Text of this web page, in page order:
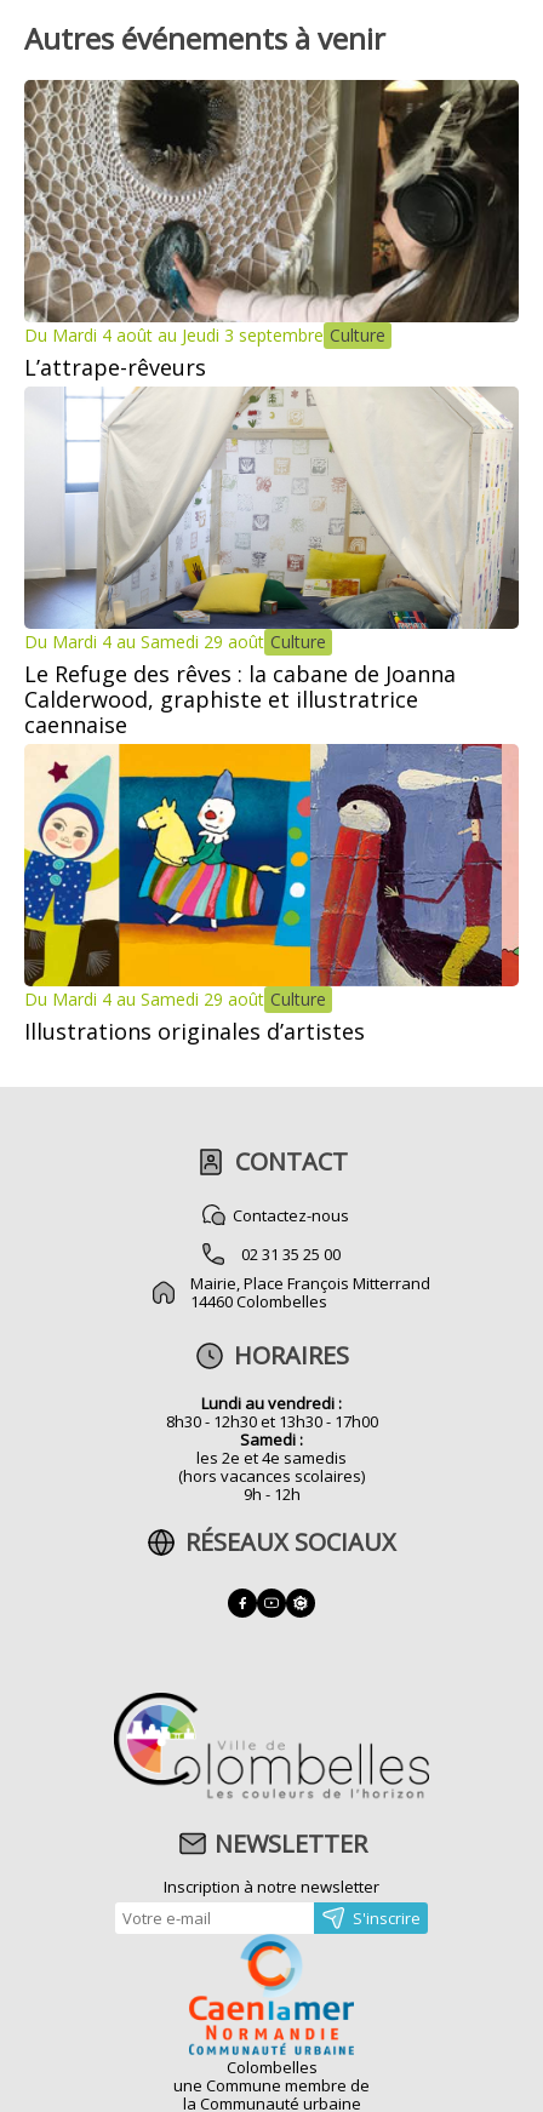
Autres événements à venir
Du Mardi 4 août au Jeudi 3 septembre Culture
L’attrape-rêveurs
Du Mardi 4 au Samedi 29 août Culture
Le Refuge des rêves : la cabane de Joanna
Calderwood, graphiste et illustratrice
caennaise
Du Mardi 4 au Samedi 29 août Culture
Illustrations originales d’artistes
CONTACT
Contactez-nous
02 31 35 25 00
Mairie, Place François Mitterrand
14460 Colombelles
HORAIRES
Lundi au vendredi :
8h30 - 12h30 et 13h30 - 17h00
Samedi :
les 2e et 4e samedis
(hors vacances scolaires)
9h - 12h
RÉSEAUX SOCIAUX
NEWSLETTER
Inscription à notre newsletter
Colombelles
une Commune membre de
la Communauté urbaine